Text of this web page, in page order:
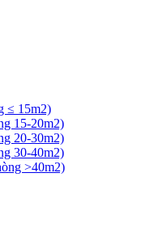
≤ 15m2)
15-20m2)
20-30m2)
30-40m2)
>40m2)